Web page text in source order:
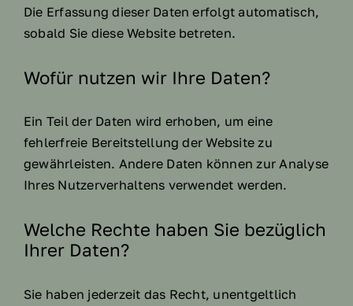
Die Erfassung dieser Daten erfolgt automatisch,
sobald Sie diese Website betreten.
Wofür nutzen wir Ihre Daten?
Ein Teil der Daten wird erhoben, um eine
fehlerfreie Bereitstellung der Website zu
gewährleisten. Andere Daten können zur Analyse
Ihres Nutzerverhaltens verwendet werden.
Welche Rechte haben Sie bezüglich
Ihrer Daten?
Sie haben jederzeit das Recht, unentgeltlich